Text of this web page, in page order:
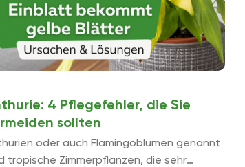
4 Pflegefehler, die Sie
sollten
oder auch Flamingoblumen genannt
tropische Zimmerpflanzen, die sehr